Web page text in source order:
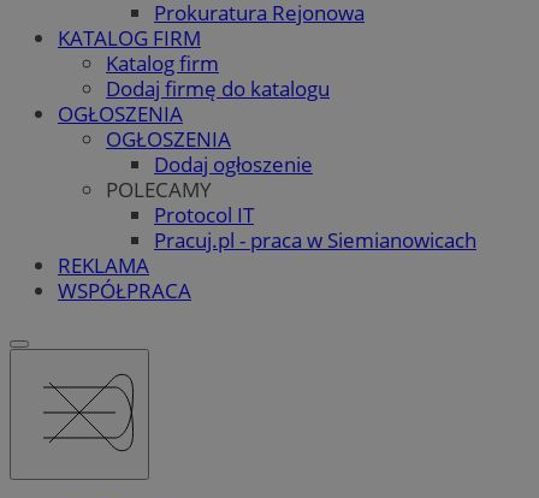
Prokuratura Rejonowa
KATALOG FIRM
Katalog firm
Dodaj firmę do katalogu
OGŁOSZENIA
OGŁOSZENIA
Dodaj ogłoszenie
POLECAMY
Protocol IT
Pracuj.pl - praca w Siemianowicach
REKLAMA
WSPÓŁPRACA